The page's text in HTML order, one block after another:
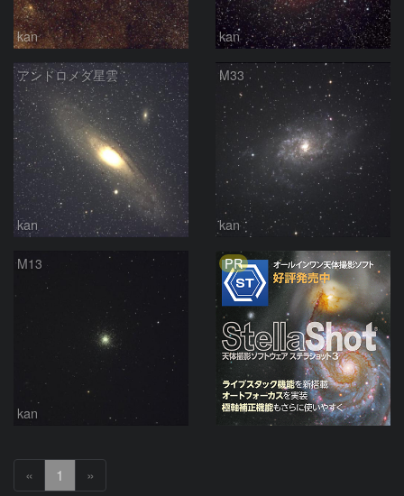
kan kan
アンドロメダ星雲
kan
M33
kan
M13
kan
PR
« 1 »